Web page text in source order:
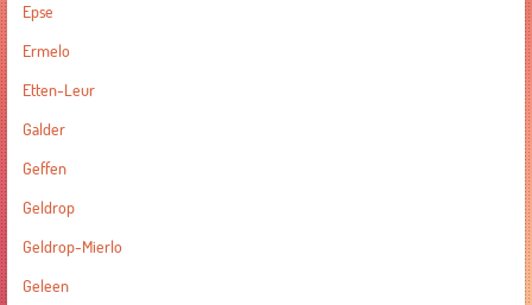
Epse
Ermelo
Etten-Leur
Galder
Geffen
Geldrop
Geldrop-Mierlo
Geleen